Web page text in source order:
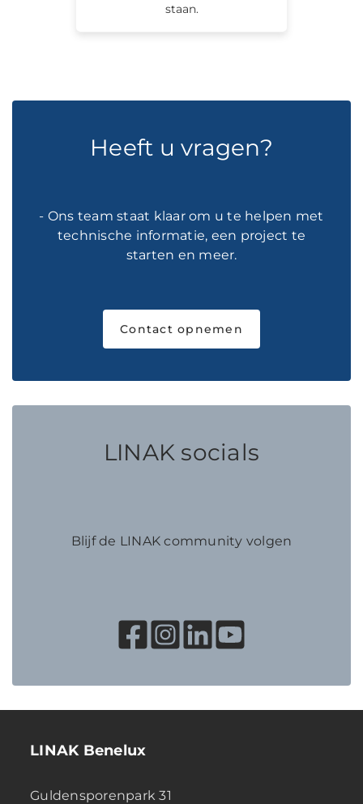
staan.
Heeft u vragen?
- Ons team staat klaar om u te helpen met
technische informatie, een project te
starten en meer.
Contact opnemen
LINAK socials
Blijf de LINAK community volgen
LINAK Benelux
Guldensporenpark 31